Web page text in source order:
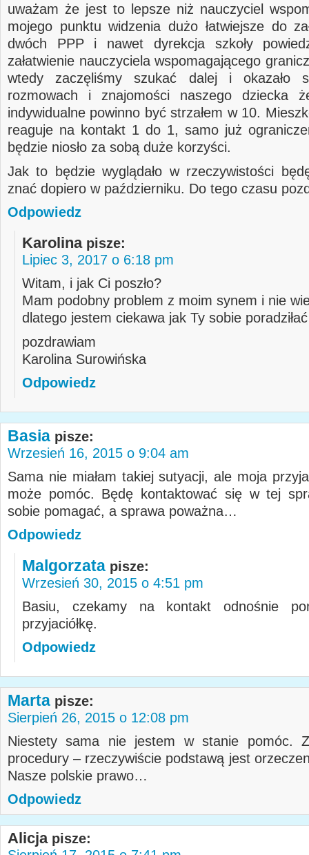
uważam że jest to lepsze niż nauczyciel
mojego punktu widzenia dużo łatwiejsze do
dwóch PPP i nawet dyrekcja szkoły
załatwienie nauczyciela wspomagającego
wtedy zaczęliśmy szukać dalej i okazało
rozmowach i znajomości naszego dziecka
indywidualne powinno być strzałem w 10.
reaguje na kontakt 1 do 1, samo już
będzie niosło za sobą duże korzyści.
Jak to będzie wyglądało w rzeczywistości
znać dopiero w październiku. Do tego czasu
Odpowiedz
Karolina pisze:
Lipiec 3, 2017 o 6:18 pm
Witam, i jak Ci poszło?
Mam podobny problem z moim synem i nie
dlatego jestem ciekawa jak Ty sobie
pozdrawiam
Karolina Surowińska
Odpowiedz
Basia pisze:
Wrzesień 16, 2015 o 9:04 am
Sama nie miałam takiej sutyacji, ale moja
może pomóc. Będę kontaktować się w tej
sobie pomagać, a sprawa poważna…
Odpowiedz
Malgorzata pisze:
Wrzesień 30, 2015 o 4:51 pm
Basiu, czekamy na kontakt odnośnie
przyjaciółkę.
Odpowiedz
Marta pisze:
Sierpień 26, 2015 o 12:08 pm
Niestety sama nie jestem w stanie pomóc.
procedury – rzeczywiście podstawą jest
Nasze polskie prawo…
Odpowiedz
Alicja pisze: